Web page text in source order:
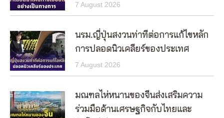
7 August 2026
นรม.ญี่ปุ่นสงวนท่าทีต่อการแก้ไขหลัก
การปลอดนิวเคลียร์ของประเทศ
7 August 2026
มณฑลไห่หนานของจีนส่งเสริมความ
ร่วมมือด้านเศรษฐกิจกับไทยและ